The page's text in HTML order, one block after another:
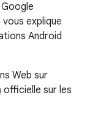
explique
Android
Web sur
officielle sur les